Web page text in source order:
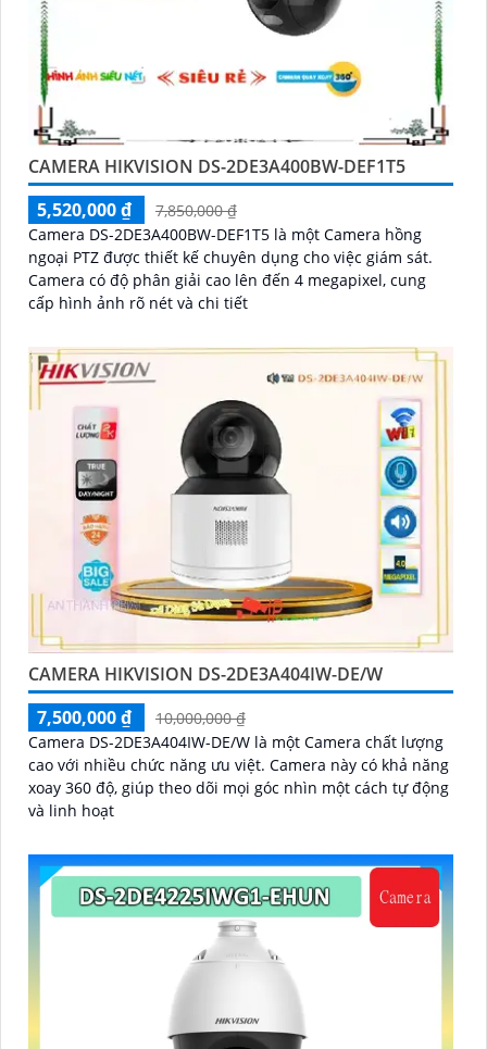
CAMERA HIKVISION DS-2DE3A400BW-DEF1T5
5,520,000 ₫
7,850,000 ₫
Camera DS-2DE3A400BW-DEF1T5 là một Camera hồng
ngoại PTZ được thiết kế chuyên dụng cho việc giám sát.
Camera có độ phân giải cao lên đến 4 megapixel, cung
cấp hình ảnh rõ nét và chi tiết
CAMERA HIKVISION DS-2DE3A404IW-DE/W
7,500,000 ₫
10,000,000 ₫
Camera DS-2DE3A404IW-DE/W là một Camera chất lượng
cao với nhiều chức năng ưu việt. Camera này có khả năng
xoay 360 độ, giúp theo dõi mọi góc nhìn một cách tự động
và linh hoạt